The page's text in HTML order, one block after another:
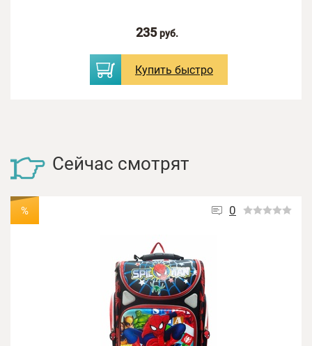
Введите текст с картинки:
235 руб.
Купить быстро
Сейчас смотрят
0
%